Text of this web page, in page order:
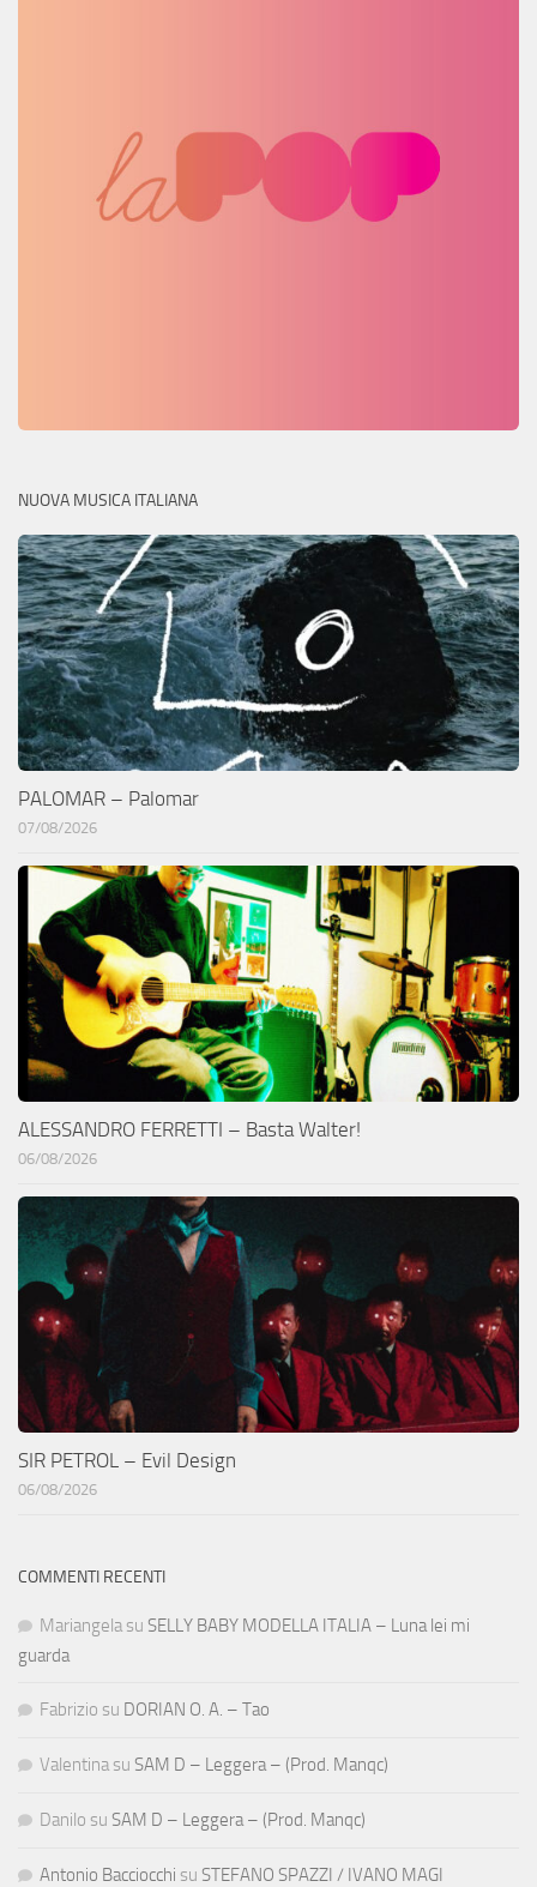
NUOVA MUSICA ITALIANA
PALOMAR – Palomar
07/08/2026
ALESSANDRO FERRETTI – Basta Walter!
06/08/2026
SIR PETROL – Evil Design
06/08/2026
COMMENTI RECENTI
Mariangela su SELLY BABY MODELLA ITALIA – Luna lei mi
guarda
Fabrizio su DORIAN O. A. – Tao
Valentina su SAM D – Leggera – (Prod. Manqc)
Danilo su SAM D – Leggera – (Prod. Manqc)
Antonio Bacciocchi su STEFANO SPAZZI / IVANO MAGI